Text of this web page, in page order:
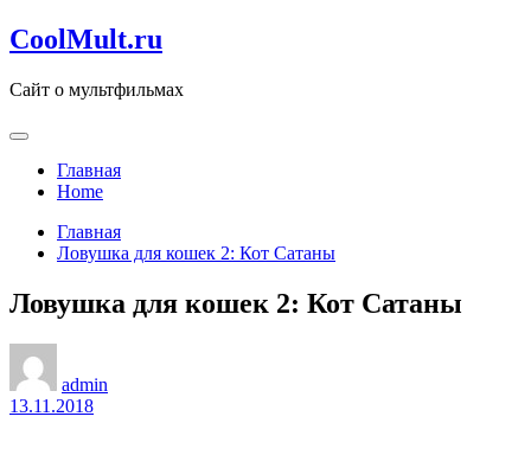
Перейти
к
CoolMult.ru
Сайт о мультфильмах
Главная
Home
Главная
Ловушка для кошек 2: Кот Сатаны
Ловушка для кошек 2: Кот Сатаны
admin
13.11.2018